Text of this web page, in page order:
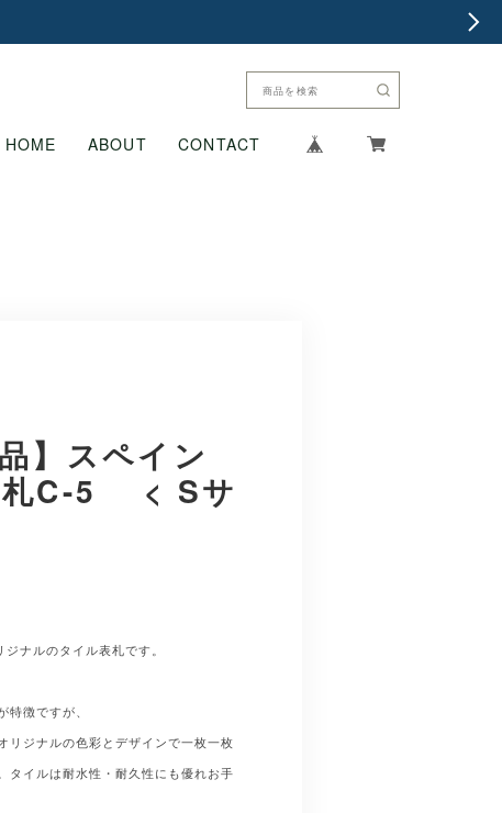
HOME ABOUT CONTACT
】スペイン
札C-5 < Sサ
ナルのタイル表札です。
徴ですが、
リジナルの色彩とデザインで一枚一枚
タイルは耐水性・耐久性にも優れお手